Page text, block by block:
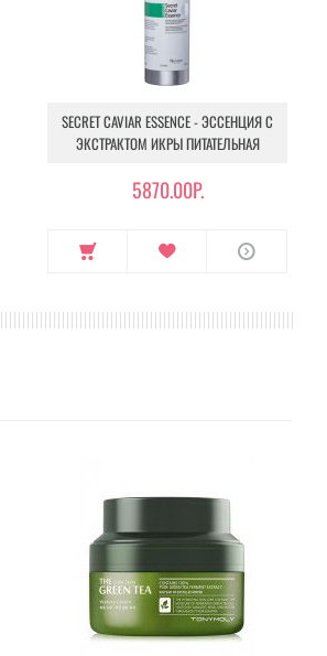
SECRET CAVIAR ESSENCE - ЭССЕНЦИЯ С
ЭКСТРАКТОМ ИКРЫ ПИТАТЕЛЬНАЯ
5870.00Р.